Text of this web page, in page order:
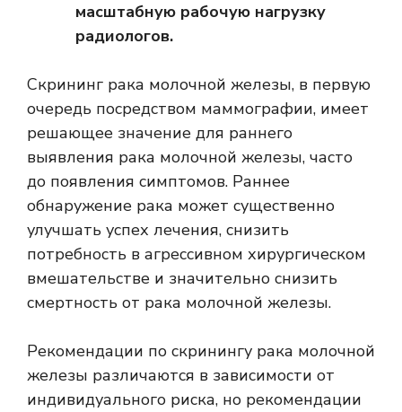
масштабную рабочую нагрузку
радиологов.
Скрининг рака молочной железы, в первую
очередь посредством маммографии, имеет
решающее значение для раннего
выявления рака молочной железы, часто
до появления симптомов. Раннее
обнаружение рака может существенно
улучшать успех лечения, снизить
потребность в агрессивном хирургическом
вмешательстве и значительно снизить
смертность от рака молочной железы.
Рекомендации по скринингу рака молочной
железы различаются в зависимости от
индивидуального риска, но рекомендации